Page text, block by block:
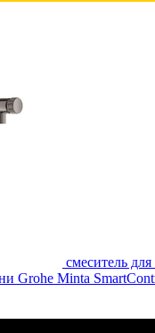
смеситель
Grohe Minta